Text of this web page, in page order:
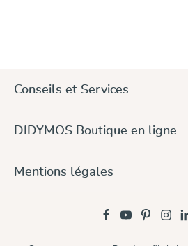
Conseils et Services
DIDYMOS Boutique en ligne
Mentions légales